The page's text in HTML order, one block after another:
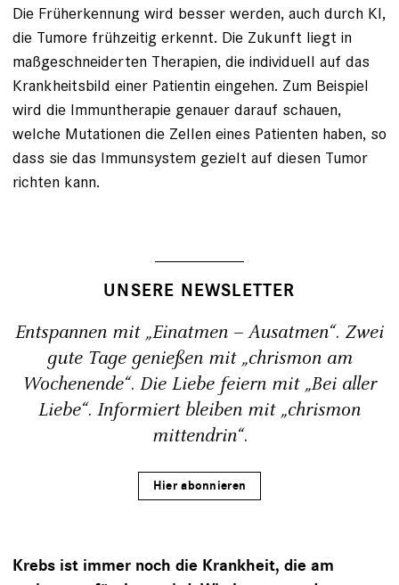
Die Früherkennung wird besser werden, auch durch KI,
die Tumore frühzeitig erkennt. Die Zukunft liegt in
maßgeschneiderten Therapien, die individuell auf das
Krankheitsbild einer Patientin eingehen. Zum Beispiel
wird die Immuntherapie genauer darauf schauen,
welche Mutationen die Zellen eines Patienten haben, so
dass sie das Immunsystem gezielt auf diesen Tumor
richten kann.
UNSERE NEWSLETTER
Entspannen mit „Einatmen – Ausatmen“. Zwei
gute Tage genießen mit „chrismon am
Wochenende“. Die Liebe feiern mit „Bei aller
Liebe“. Informiert bleiben mit „chrismon
mittendrin“.
Hier abonnieren
Krebs ist immer noch die Krankheit, die am